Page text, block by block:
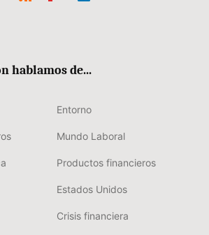
hablamos de...
Entorno
Mundo Laboral
Productos financieros
Estados Unidos
Crisis financiera